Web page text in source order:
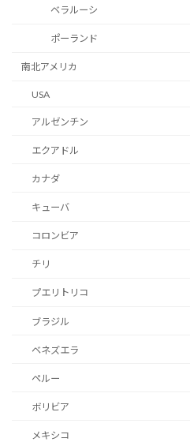
ベラルーシ
ポーランド
南北アメリカ
USA
アルゼンチン
エクアドル
カナダ
キューバ
コロンビア
チリ
プエリトリコ
ブラジル
ベネズエラ
ペルー
ボリビア
メキシコ